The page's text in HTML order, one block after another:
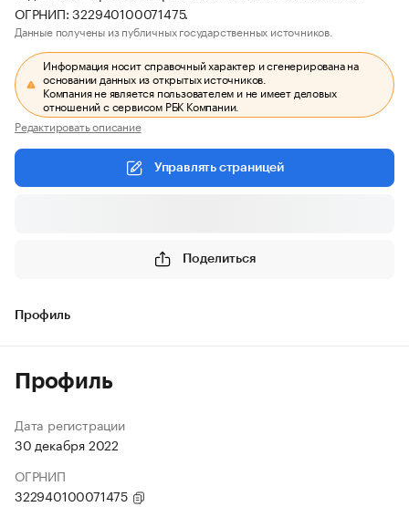
ОГРНИП: 322940100071475.
Данные получены из публичных государственных источников.
Информация носит справочный характер и сгенерирована на
основании данных из открытых источников.
Компания не является пользователем и не имеет деловых
отношений с сервисом РБК Компании.
Редактировать описание
Управлять страницей
Поделиться
Профиль
Профиль
Дата регистрации
30 декабря 2022
ОГРНИП
322940100071475